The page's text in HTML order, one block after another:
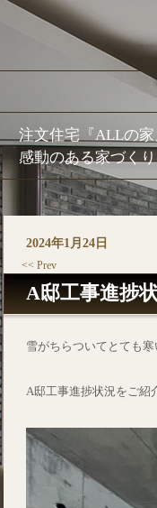
注文住宅『ALLの
感動のある家づく
2024年1月24日
<< Prev
A邸工事進捗
雪がちらついてとても寒
A邸工事進捗状況をご紹